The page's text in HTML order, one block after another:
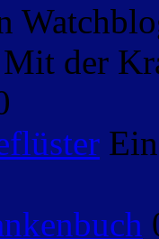
Mit der